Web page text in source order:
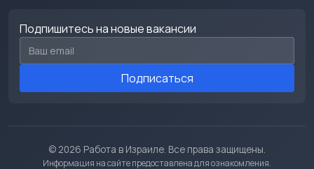
Подпишитесь на новые вакансии
Email для подписки
Подписаться
© 2026 Работа в Израиле. Все права защищены.
Информация на сайте предоставлена для ознакомления.